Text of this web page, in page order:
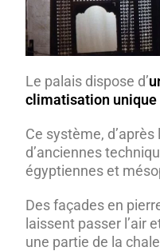
Le palais dispose d’
climatisation unique
Ce système,
d’anciennes
égyptiennes et
Des façades en
laissent passer l’air
une partie de la